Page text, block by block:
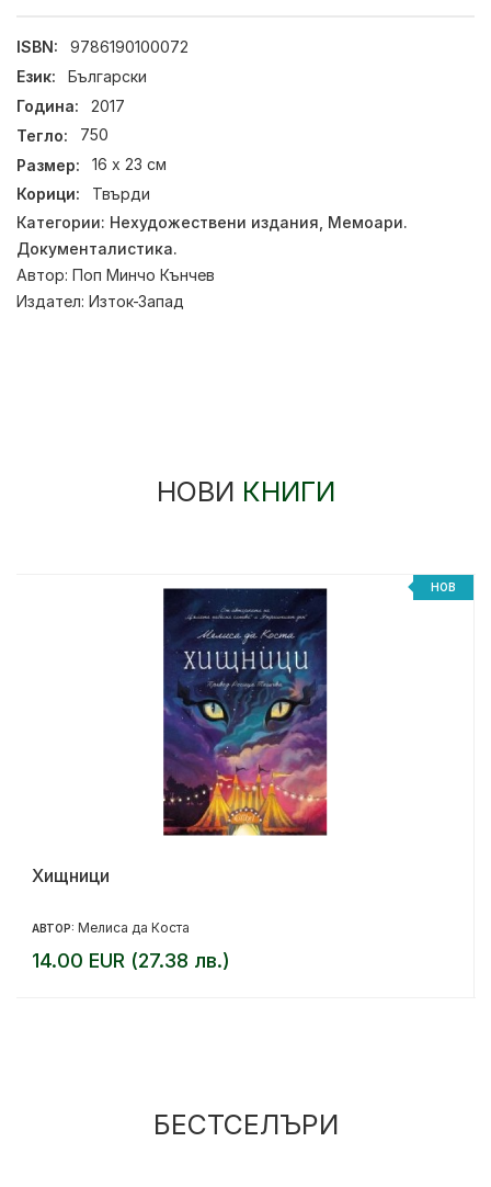
ISBN:
9786190100072
Език:
Български
Година:
2017
Тегло:
750
Размер:
16 x 23 см
Корици:
Твърди
Категории: Нехудожествени издания Мемоари.
Документалистика.
Автор: Поп Минчо Кънчев
Издател: Изток-Запад
НОВИ КНИГИ
НОВ
Хищници
АВТОР: Мелиса да Коста
14.00 EUR (27.38 лв.)
БЕСТСЕЛЪРИ